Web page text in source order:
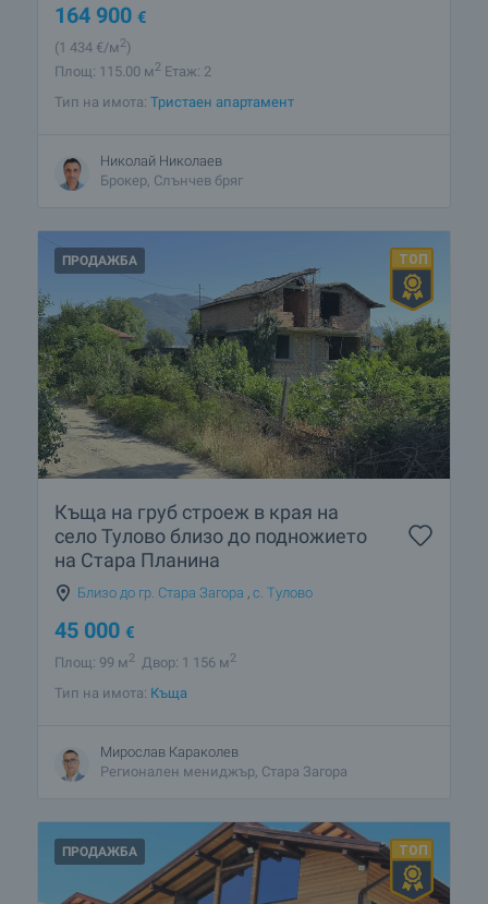
164 900 €
(1 434 €/м2)
Площ: 115.00 м2 Етаж: 2
Тип на имота: Тристаен апартамент
Николай Николаев
Брокер, Слънчев бряг
ПРОДАЖБА
Къща на груб строеж в края на
село Тулово близо до подножието
на Стара Планина
Близо до гр. Стара Загора с. Тулово
45 000 €
Площ: 99 м2 Двор: 1 156 м2
Тип на имота: Къща
Мирослав Караколев
Регионален мениджър, Стара Загора
ПРОДАЖБА